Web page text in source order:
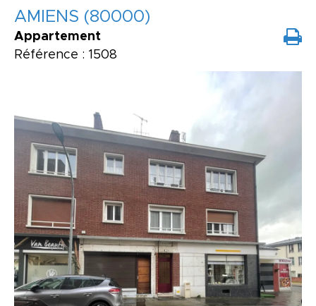
AMIENS (80000)
Appartement
Référence : 1508